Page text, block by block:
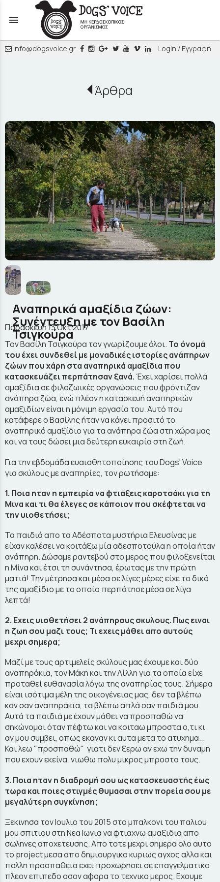
menu
info@dogsvoice.gr Login / Εγγραφή
Άρθρα
Αναπηρικά αμαξίδια ζώων:
Συνέντευξη με τον Βασίλη
Τσιγκούρα
Παρασκευή 13 Οκτ 2017
Τον Βασίλη Τσιγκούρα τον γνωρίζουμε όλοι. Το όνομά
του έχει συνδεθεί με μοναδικές ιστορίες ανάπηρων
ζώων που χάρη στα αναπηρικά αμαξίδια που
κατασκευάζει περπάτησαν ξανά. Έχει χαρίσει πολλά
αμαξίδια σε φιλοζωικές οργανώσεις που φρόντιζαν
ανάπηρα ζώα, ενώ πλέον η κατασκευή αναπηρικών
αμαξιδίων είναι η μόνιμη εργασία του. Αυτό που
κατάφερε ο Βασίλης ήταν να κάνει προσιτό το
αναπηρικό αμαξίδιο για τα ανάπηρα ζώα στη χώρα μας
και να τους δώσει μια δεύτερη ευκαιρία στη ζωή.
Για την εβδομάδα ευαισθητοποίησης του Dogs' Voice
για σκύλους με αναπηρίες, τον ρωτήσαμε:
1. Ποια ηταν η εμπειρία να φτιάξεις καροτσάκι για τη
Μινα και τι θα έλεγες σε κάποιον που σκέφτεται να
την υιοθετήσει;
Τα παιδιά απο τα Αδέσποτα μυστήρια Ελευσίνας με
είχαν καλέσει να κοιτάξω μία αδεσποτούλα η οποία ήταν
ανάπηρη. Δώσαμε ραντεβού στο μερος που φιλοξενείται
η Μίνα και έτσι τη συνάντησα, έρωτας με την πρώτη
ματιά! Την μέτρησα και μέσα σε λίγες μέρες είχε το δικό
της αμαξίδιο με το οποίο περπάτησε μέσα σε λίγα
λεπτά!
2. Εχεις υιοθετήσει 2 ανάπηρους σκυλους. Πως ειναι
η ζωη σου μαζι τους; Τι εχεις μάθει απο αυτούς
μεχρι σημερα;
Μαζί με τους αρτιμελείς σκύλους μας έχουμε και δύο
αναπηράκια, τον Μάκη και την Λίλλη για τα οποία είχε
προταθεί ευθανασία λόγω της αναπηρίας τους. Σήμερα
είναι ισότιμα μέλη της οικογένειας μας, δεν τα βλέπω
καν σαν αναπηράκια, τα βλέπω απλά σαν παιδιά μου.
Αυτά τα παιδιά με έχουν μάθει να προσπαθώ να
σηκώνομαι όταν πέφτω και να κοιταω μπροστα ο,τι κι
αν μου συμβει, οπως εκαναν κι αυτα μετα το ατυχημα...
Και λεω "προσπαθώ" γιατι δεν ξερω αν εχω την δυναμη
που εχουν εκείνα, νιωθω πολυ μικρος μπροστα τους.
3. Ποια ηταν η διαδρομή σου ως κατασκευαστής έως
τωρα και ποιες στιγμές θυμασαι στην πορεία σου με
μεγαλύτερη συγκίνηση;
Ξεκινησα τον Ιουλιο του 2015 στο μπαλκονι του παλιου
μου σπιτιου στη Νεα Ιωνια να φτιαχνω αμαξιδια απο
σωληνες αποχετευσης. Απο τοτε μεχρι σημερα ολο αυτο
το project μεσα απο δημιουργικο κυριως αγχος αλλα και
πολλη προσπαθεια εχει προχωρησει σε επαγγελματικο
πλεον επιπεδο οσον αφορα το τεχνικο μερος. Εχουμε